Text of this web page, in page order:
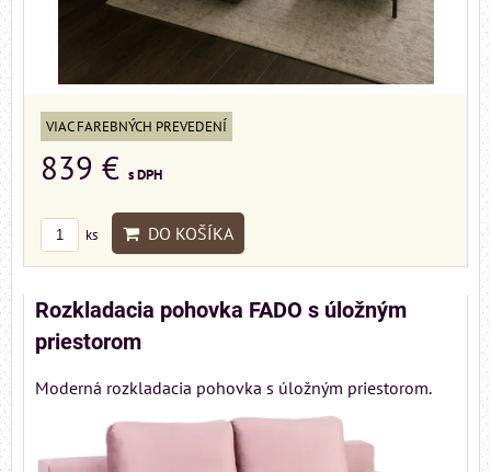
VIAC FAREBNÝCH PREVEDENÍ
839 € s DPH
ks DO KOŠÍKA
Rozkladacia pohovka FADO s úložným
priestorom
Moderná rozkladacia pohovka s úložným priestorom.